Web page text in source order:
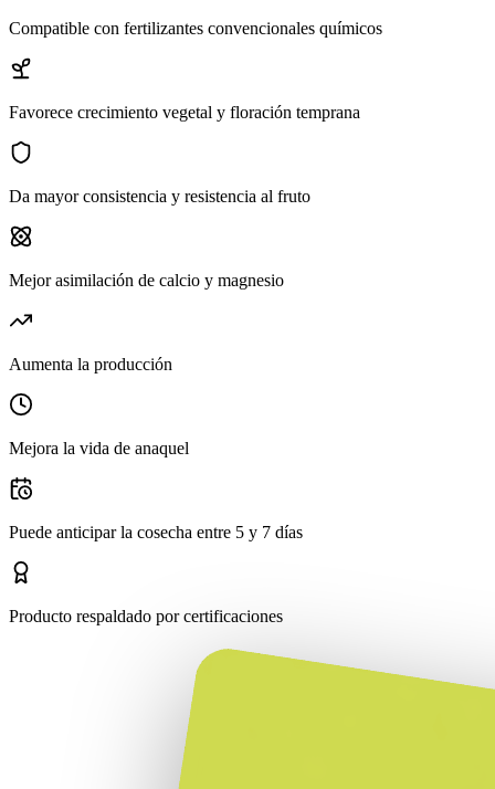
Compatible con fertilizantes convencionales químicos
Favorece crecimiento vegetal y floración temprana
Da mayor consistencia y resistencia al fruto
Mejor asimilación de calcio y magnesio
Aumenta la producción
Mejora la vida de anaquel
Puede anticipar la cosecha entre 5 y 7 días
Producto respaldado por certificaciones